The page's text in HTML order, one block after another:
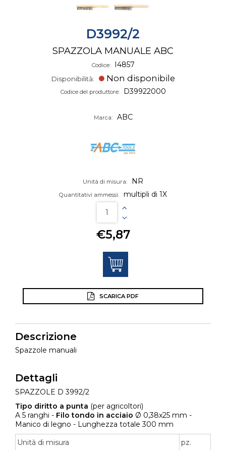
D3992/2
SPAZZOLA MANUALE ABC
Codice: I4857
Disponibilità: Non disponibile
Codice del produttore: D39922000
Marca: ABC
Unità di misura: NR
Quantitativi ammessi: multipli di 1X
€5,87
SCARICA PDF
Descrizione
Spazzole manuali
Dettagli
SPAZZOLE D 3992/2
Tipo diritto a punta (per agricoltori)
A 5 ranghi - Filo tondo in acciaio Ø 0,38x25 mm -
Manico di legno - Lunghezza totale 300 mm
Unità di misura
pz.